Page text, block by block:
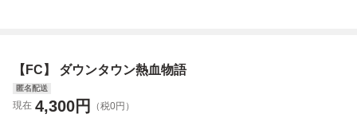
買取☆ファミコン
【FC】 ダウンタウン熱血物語
匿名配送
現在 4,300円 （税0円）